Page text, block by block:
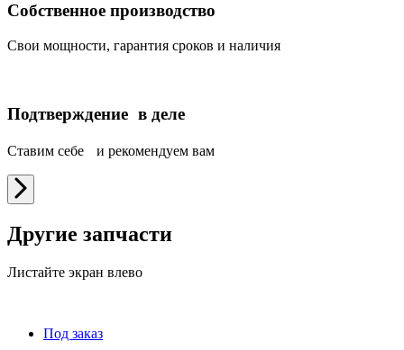
Собственное производство
Свои мощности, гарантия сроков и наличия
Подтверждение в деле
Ставим себе и рекомендуем вам
Другие запчасти
Листайте экран влево
Под заказ